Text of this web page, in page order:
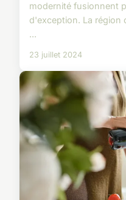
modernité fusionnent
d'exception. La région
...
23 juillet 2024